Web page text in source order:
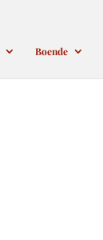
Boende